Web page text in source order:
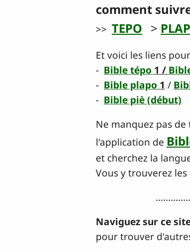
comment
>> TEPO >
Et voici les liens
- Bible tépo 1 /
- Bible plapo 1 /
- Bible piè (début)
Ne manquez pas
l'application de
et cherchez la
Vous y trouverez les
Naviguez sur ce
pour trouver